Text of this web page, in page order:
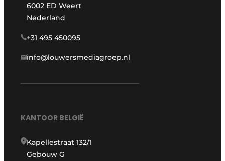
6002 ED Weert
Nederland
+31 495 450095
info@louwersmediagroep.nl
KANTOOR BELGIË
Kapellestraat 132/1
Gebouw G